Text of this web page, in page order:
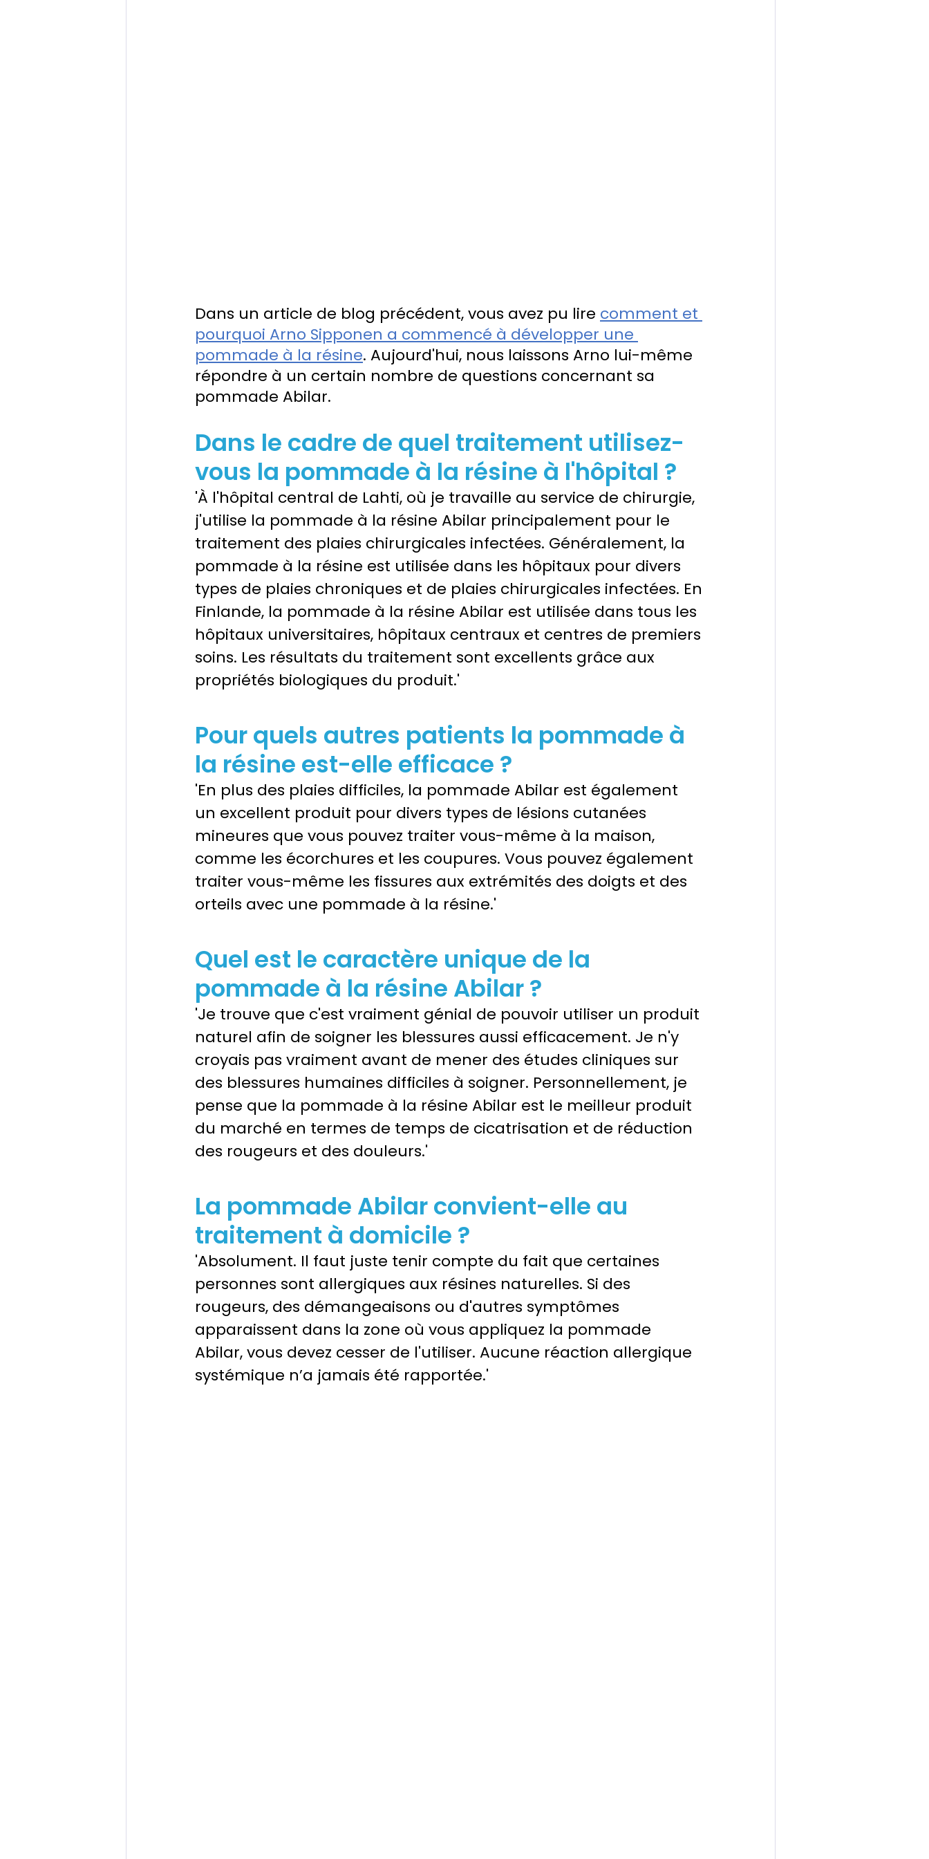
Dans un article de blog précédent, vous avez pu lire comment et
pourquoi Arno Sipponen a commencé à développer une
pommade à la résine. Aujourd'hui, nous laissons Arno lui-même
répondre à un certain nombre de questions concernant sa
pommade Abilar.
Dans le cadre de quel traitement utilisez-
vous la pommade à la résine à l'hôpital ?
'À l'hôpital central de Lahti, où je travaille au service de chirurgie,
j'utilise la pommade à la résine Abilar principalement pour le
traitement des plaies chirurgicales infectées. Généralement, la
pommade à la résine est utilisée dans les hôpitaux pour divers
types de plaies chroniques et de plaies chirurgicales infectées. En
Finlande, la pommade à la résine Abilar est utilisée dans tous les
hôpitaux universitaires, hôpitaux centraux et centres de premiers
soins. Les résultats du traitement sont excellents grâce aux
propriétés biologiques du produit.'
Pour quels autres patients la pommade à
la résine est-elle efficace ?
'En plus des plaies difficiles, la pommade Abilar est également
un excellent produit pour divers types de lésions cutanées
mineures que vous pouvez traiter vous-même à la maison,
comme les écorchures et les coupures. Vous pouvez également
traiter vous-même les fissures aux extrémités des doigts et des
orteils avec une pommade à la résine.'
Quel est le caractère unique de la
pommade à la résine Abilar ?
'Je trouve que c'est vraiment génial de pouvoir utiliser un produit
naturel afin de soigner les blessures aussi efficacement. Je n'y
croyais pas vraiment avant de mener des études cliniques sur
des blessures humaines difficiles à soigner. Personnellement, je
pense que la pommade à la résine Abilar est le meilleur produit
du marché en termes de temps de cicatrisation et de réduction
des rougeurs et des douleurs.'
La pommade Abilar convient-elle au
traitement à domicile ?
'Absolument. Il faut juste tenir compte du fait que certaines
personnes sont allergiques aux résines naturelles. Si des
rougeurs, des démangeaisons ou d'autres symptômes
apparaissent dans la zone où vous appliquez la pommade
Abilar, vous devez cesser de l'utiliser. Aucune réaction allergique
systémique n’a jamais été rapportée.'